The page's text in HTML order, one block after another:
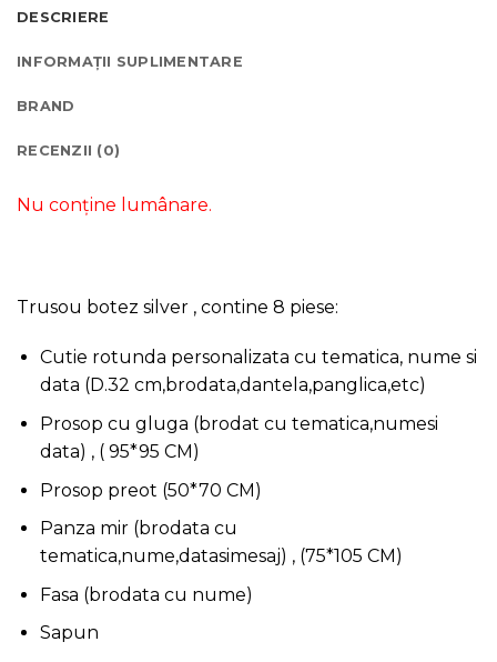
DESCRIERE
INFORMAȚII SUPLIMENTARE
BRAND
RECENZII (0)
Nu conține lumânare.
Trusou botez silver , contine 8 piese:
Cutie rotunda personalizata cu tematica, nume si
data (D.32 cm,brodata,dantela,panglica,etc)
Prosop cu gluga (brodat cu tematica,numesi
data) , ( 95*95 CM)
Prosop preot (50*70 CM)
Panza mir (brodata cu
tematica,nume,datasimesaj) , (75*105 CM)
Fasa (brodata cu nume)
Sapun